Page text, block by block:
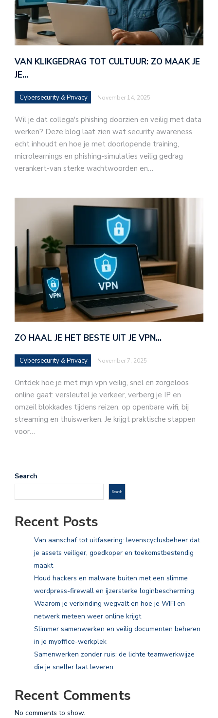
VAN KLIKGEDRAG TOT CULTUUR: ZO MAAK JE
JE…
Cybersecurity & Privacy November 14, 2025
Wil je dat collega's phishing doorzien en veilig met data
werken? Deze blog laat zien wat security awareness
echt inhoudt en hoe je met doorlopende training,
microlearnings en phishing-simulaties veilig gedrag
verankert-van sterke wachtwoorden en…
ZO HAAL JE HET BESTE UIT JE VPN…
Cybersecurity & Privacy November 7, 2025
Ontdek hoe je met mijn vpn veilig, snel en zorgeloos
online gaat: versleutel je verkeer, verberg je IP en
omzeil blokkades tijdens reizen, op openbare wifi, bij
streaming en thuiswerken. Je krijgt praktische stappen
voor…
Search
Search
Recent Posts
Van aanschaf tot uitfasering: levenscyclusbeheer dat
je assets veiliger, goedkoper en toekomstbestendig
maakt
Houd hackers en malware buiten met een slimme
wordpress-firewall en ijzersterke loginbescherming
Waarom je verbinding wegvalt en hoe je WIFI en
netwerk meteen weer online krijgt
Slimmer samenwerken en veilig documenten beheren
in je myoffice-werkplek
Samenwerken zonder ruis: de lichte teamwerkwijze
die je sneller laat leveren
Recent Comments
No comments to show.